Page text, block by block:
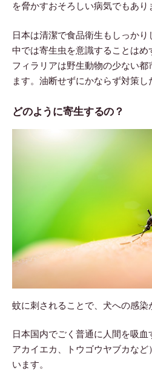
を脅かすおそろしい病気でもあり
日本は清潔で食品衛生もしっか
中では寄生虫を意識することはめ
フィラリアは野生動物の少ない
ます。油断せずにかならず対策し
どのように寄生するの？
蚊に刺されることで、犬への感染
日本国内でごく普通に人間を吸
アカイエカ、トウゴウヤブカな
います。